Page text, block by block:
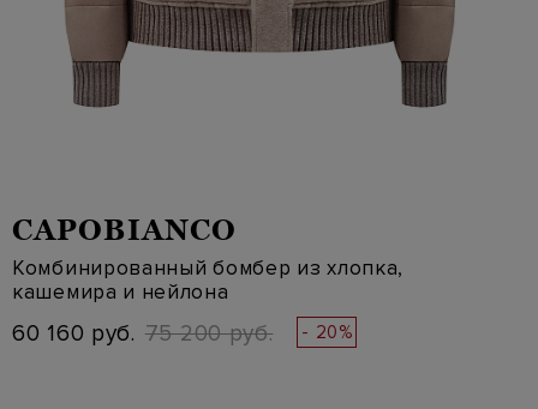
CAPOBIANCO
Комбинированный бомбер из хлопка,
кашемира и нейлона
60 160 руб. 75 200 руб. - 20%